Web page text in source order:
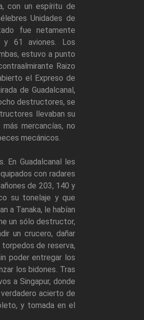
con un espíritu de
Unidades de
fue netamente
61 aviones. Los
estuvo a punto
Raizo
el Expreso de
de Guadalcanal,
destructores, se
llevaban su
mercancías, no
mecánicos.
En Guadalcanal les
con radares
de 203, 140 y
su tonelaje y que
a Tanaka, le habían
un sólo destructor,
un crucero, dañar
de reserva,
poder entregar los
los bidones. Tras
a Singapur, donde
acierto de
y tomada en el